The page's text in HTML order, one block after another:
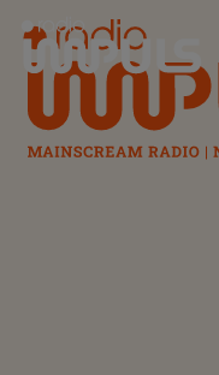
Radio Impuls